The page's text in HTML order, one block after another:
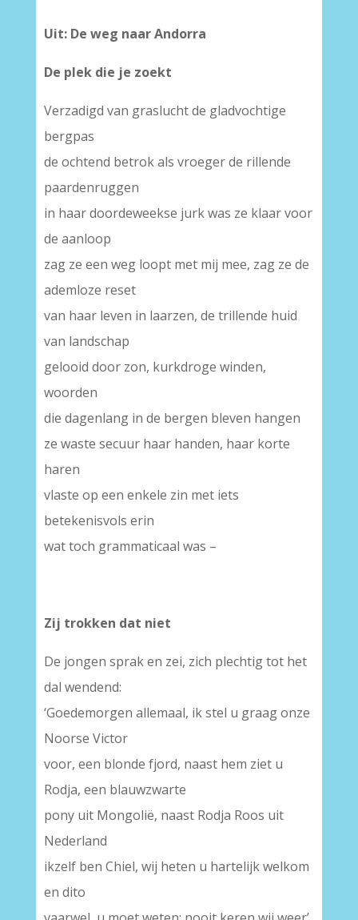
Uit: De weg naar Andorra
De plek die je zoekt
Verzadigd van graslucht de gladvochtige
bergpas
de ochtend betrok als vroeger de rillende
paardenruggen
in haar doordeweekse jurk was ze klaar voor
de aanloop
zag ze een weg loopt met mij mee, zag ze de
ademloze reset
van haar leven in laarzen, de trillende huid
van landschap
gelooid door zon, kurkdroge winden,
woorden
die dagenlang in de bergen bleven hangen
ze waste secuur haar handen, haar korte
haren
vlaste op een enkele zin met iets
betekenisvols erin
wat toch grammaticaal was –
Zij trokken dat niet
De jongen sprak en zei, zich plechtig tot het
dal wendend:
‘Goedemorgen allemaal, ik stel u graag onze
Noorse Victor
voor, een blonde fjord, naast hem ziet u
Rodja, een blauwzwarte
pony uit Mongolië, naast Rodja Roos uit
Nederland
ikzelf ben Chiel, wij heten u hartelijk welkom
en dito